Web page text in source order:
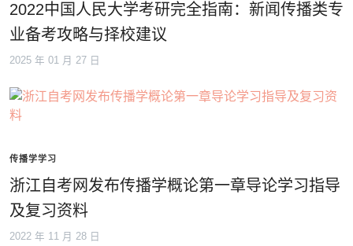
2022中国人民大学考研完全指南：新闻传播类专
业备考攻略与择校建议
2025 年 01 月 27 日
传播学学习
浙江自考网发布传播学概论第一章导论学习指导
及复习资料
2022 年 11 月 28 日